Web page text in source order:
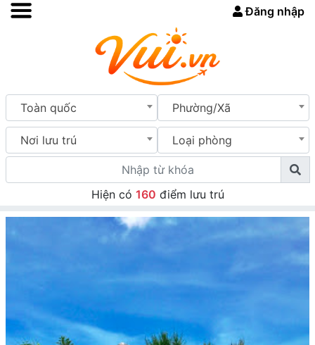
Đăng nhập
Toàn quốc Phường/Xã
Nơi lưu trú Loại phòng
Hiện có 160 điểm lưu trú